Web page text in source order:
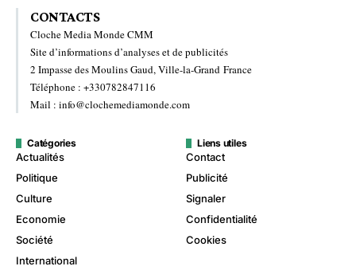
CONTACTS
Cloche Media Monde CMM
Site d’informations d’analyses et de publicités
2 Impasse des Moulins Gaud, Ville-la-Grand France
Téléphone : +330782847116
Mail : info@clochemediamonde.com
Catégories
Actualités
Politique
Culture
Economie
Société
International
Liens utiles
Contact
Publicité
Signaler
Confidentialité
Cookies